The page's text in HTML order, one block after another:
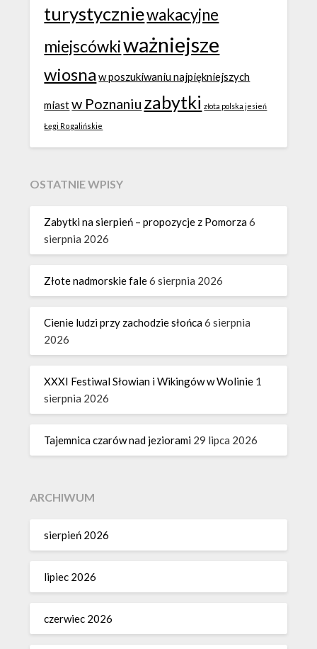
turystyczniewakacyjne
miejscówkiważniejsze
wiosna w poszukiwaniu najpiękniejszych
miastw Poznaniu zabytki złota polska jesień
Łęgi Rogalińskie
OSTATNIE WPISY
Zabytki na sierpień – propozycje z Pomorza6
sierpnia 2026
Złote nadmorskie fale6 sierpnia 2026
Cienie ludzi przy zachodzie słońca6 sierpnia
2026
XXXI Festiwal Słowian i Wikingów w Wolinie 1
sierpnia 2026
Tajemnica czarów nad jeziorami 29 lipca 2026
ARCHIWUM
sierpień 2026
lipiec 2026
czerwiec 2026